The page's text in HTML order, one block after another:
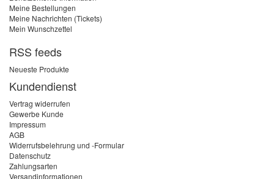
Meine Bestellungen
Meine Nachrichten (Tickets)
Mein Wunschzettel
RSS feeds
Neueste Produkte
Kundendienst
Vertrag widerrufen
Gewerbe Kunde
Impressum
AGB
Widerrufsbelehrung und -Formular
Datenschutz
Zahlungsarten
Versandinformationen